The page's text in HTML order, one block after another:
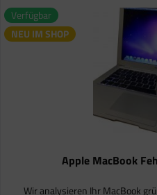
Verfügbar
NEU IM SHOP
Apple MacBook
Wir analysieren Ihr MacBook